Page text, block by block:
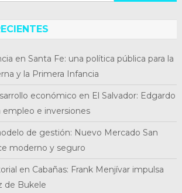
en Santa Fe: una política pública para la
y la Primera Infancia
económico en El Salvador: Edgardo
empleo e inversiones
de gestión: Nuevo Mercado San
moderno y seguro
en Cabañas: Frank Menjívar impulsa
de Bukele